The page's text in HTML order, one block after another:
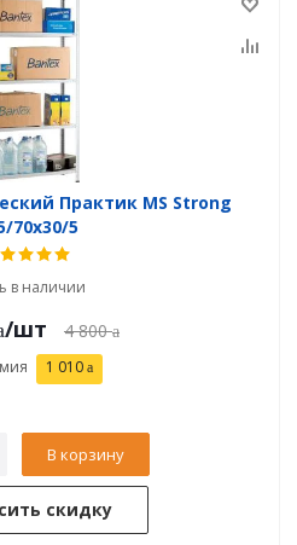
Практик MS Strong
70x30/5
в наличии
/шт 4 800
1 010
В корзину
скидку